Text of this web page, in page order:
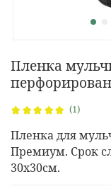
(1)
Пленка
Пленка для
Премиум. Срок
30х30см.